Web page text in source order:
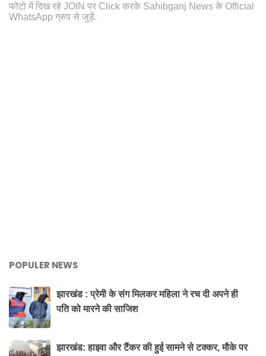
फोटो में दिख रहे JOIN पर Click करके Sahibganj News के Official
WhatsApp ग्रुप से जुड़ें.
POPULER NEWS
झारखंड : प्रेमी के संग मिलकर महिला ने रच दी अपने ही
पति को मारने की साजिश
झारखंड: हाइवा और टैंकर की हुई सामने से टक्कर, मौके पर